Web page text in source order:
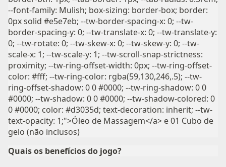
--font-family: Mulish; box-sizing: border-box; border:
0px solid #e5e7eb; --tw-border-spacing-x: 0; --tw-
border-spacing-y: 0; --tw-translate-x: 0; --tw-translate-y:
0; --tw-rotate: 0; --tw-skew-x: 0; --tw-skew-y: 0; --tw-
scale-x: 1; --tw-scale-y: 1; --tw-scroll-snap-strictness:
proximity; --tw-ring-offset-width: 0px; --tw-ring-offset-
color: #fff; --tw-ring-color: rgba(59,130,246,.5); --tw-
ring-offset-shadow: 0 0 #0000; --tw-ring-shadow: 0 0
#0000; --tw-shadow: 0 0 #0000; --tw-shadow-colored: 0
0 #0000; color: #d3035d; text-decoration: inherit; --tw-
text-opacity: 1;">Óleo de Massagem</a> e 01 Cubo de
gelo (não inclusos)
Quais os benefícios do jogo?